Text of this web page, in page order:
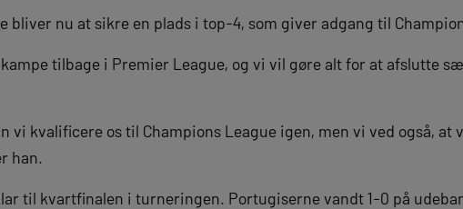
bliver nu at sikre en plads i top-4, som giver adgang til
tilbage i Premier League, og vi vil gøre alt for at afslutte
vi kvalificere os til Champions League igen, men vi ved også, at
han.
til kvartfinalen i turneringen. Portugiserne vandt 1-0 på